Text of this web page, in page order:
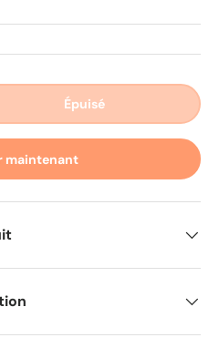
la quantitéÉpuisé
maintenant